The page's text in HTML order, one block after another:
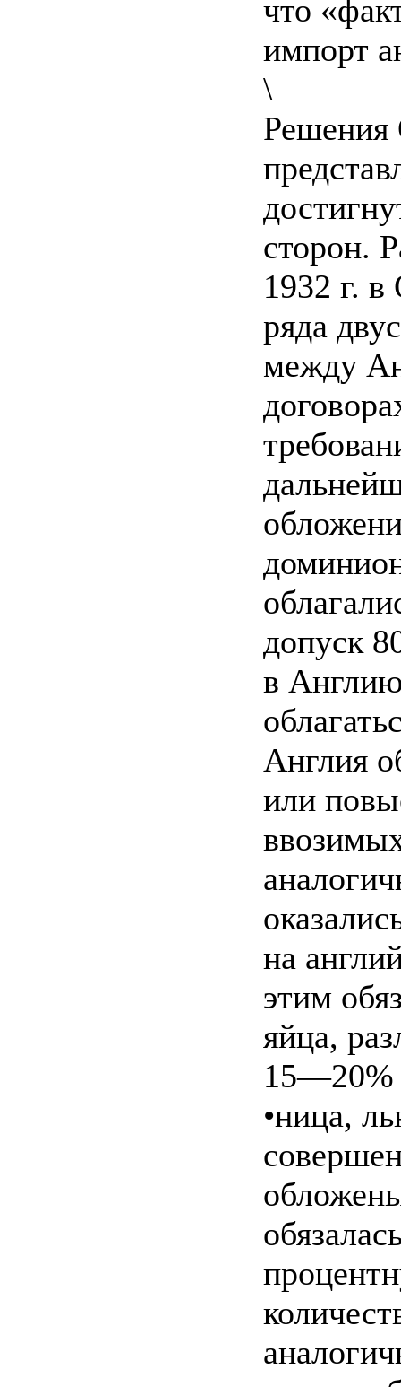
что
импорт
\
Решения
сторон.
1932 г. в
ряда
между
допуск
в
Англия
или
на
этим
яйца,
15—20%
•ница,